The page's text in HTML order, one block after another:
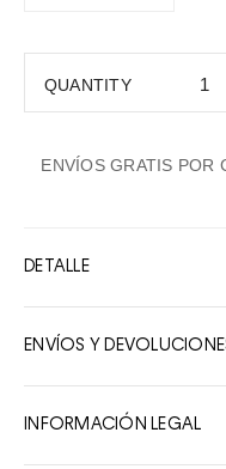
1
2
9
ENVÍOS GRATIS POR
DETALLE
ENVÍOS Y
INFORMACIÓN LEGAL